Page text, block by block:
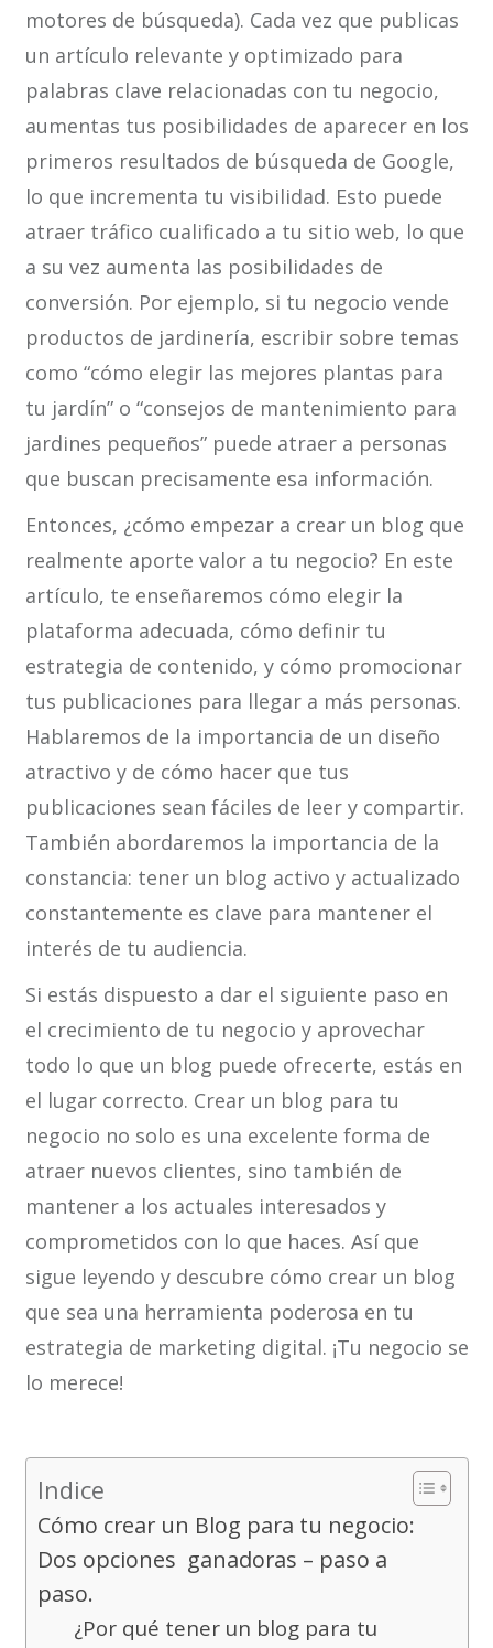
motores de búsqueda). Cada vez que publicas
un artículo relevante y optimizado para
palabras clave relacionadas con tu negocio,
aumentas tus posibilidades de aparecer en los
primeros resultados de búsqueda de Google,
lo que incrementa tu visibilidad. Esto puede
atraer tráfico cualificado a tu sitio web, lo que
a su vez aumenta las posibilidades de
conversión. Por ejemplo, si tu negocio vende
productos de jardinería, escribir sobre temas
como “cómo elegir las mejores plantas para
tu jardín” o “consejos de mantenimiento para
jardines pequeños” puede atraer a personas
que buscan precisamente esa información.
Entonces, ¿cómo empezar a crear un blog que
realmente aporte valor a tu negocio? En este
artículo, te enseñaremos cómo elegir la
plataforma adecuada, cómo definir tu
estrategia de contenido, y cómo promocionar
tus publicaciones para llegar a más personas.
Hablaremos de la importancia de un diseño
atractivo y de cómo hacer que tus
publicaciones sean fáciles de leer y compartir.
También abordaremos la importancia de la
constancia: tener un blog activo y actualizado
constantemente es clave para mantener el
interés de tu audiencia.
Si estás dispuesto a dar el siguiente paso en
el crecimiento de tu negocio y aprovechar
todo lo que un blog puede ofrecerte, estás en
el lugar correcto. Crear un blog para tu
negocio no solo es una excelente forma de
atraer nuevos clientes, sino también de
mantener a los actuales interesados y
comprometidos con lo que haces. Así que
sigue leyendo y descubre cómo crear un blog
que sea una herramienta poderosa en tu
estrategia de marketing digital. ¡Tu negocio se
lo merece!
Indice
Cómo crear un Blog para tu negocio:
Dos opciones ganadoras – paso a
paso.
¿Por qué tener un blog para tu